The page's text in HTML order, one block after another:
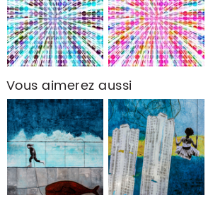
Vous aimerez aussi